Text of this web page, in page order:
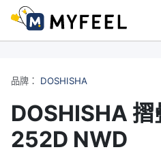
品牌： DOSHISHA
DOSHISHA
252D NWD